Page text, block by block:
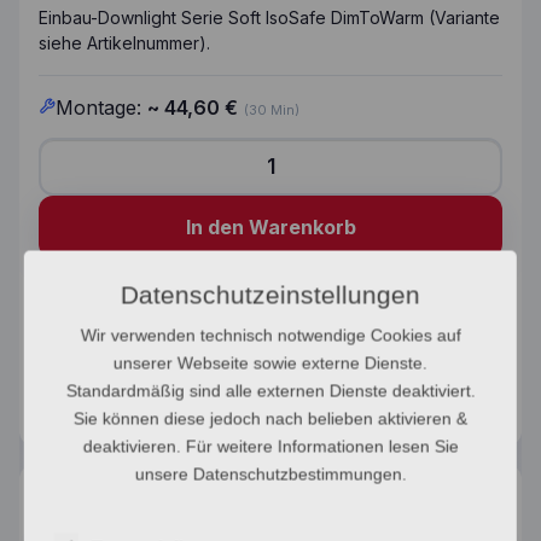
Einbau-Downlight Serie Soft IsoSafe DimToWarm (Variante
siehe Artikelnummer).
Montage: ~ 44,60 € (30 Min)
soft-isosafe-dimtowarm-sg-armaturen-artikel-903231
In den Warenkorb
Kategorie:Einbaustrahler
SG Armaturen
Datenschutzeinstellungen
Wir verwenden technisch notwendige Cookies auf
unserer Webseite sowie externe Dienste.
Standardmäßig sind alle externen Dienste deaktiviert.
Sie können diese jedoch nach belieben aktivieren &
deaktivieren. Für weitere Informationen lesen Sie
unsere Datenschutzbestimmungen.